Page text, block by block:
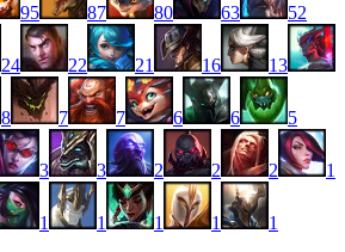
95 87 80 63 52
24 22 21 16 13
8 7 7 6 6 5
3 3 2 2 2 1
1 1 1 1 1